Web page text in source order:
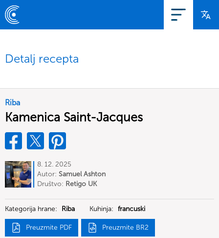
Detalj recepta
Riba
Kamenica Saint-Jacques
8. 12. 2025
Autor: Samuel Ashton
Društvo: Retigo UK
Kategorija hrane: Riba Kuhinja: francuski
Preuzmite PDF Preuzmite BR2